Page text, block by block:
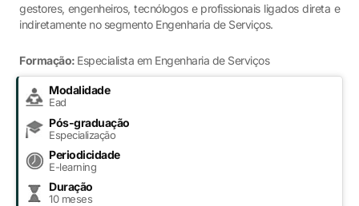
gestores, engenheiros, tecnólogos e profissionais ligados direta e
indiretamente no segmento Engenharia de Serviços.
Formação: Especialista em Engenharia de Serviços
Modalidade
Ead
Pós-graduação
Especialização
Periodicidade
E-learning
Duração
10 meses